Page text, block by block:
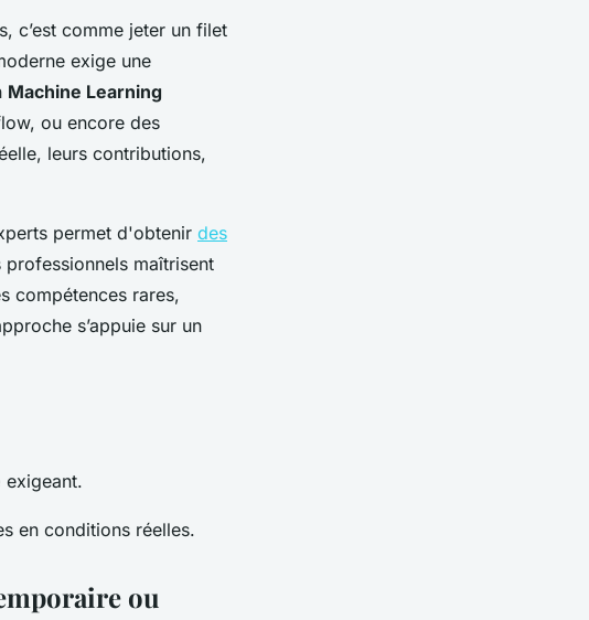
c’est comme jeter un filet
exige une
Machine Learning
ou encore des
leurs contributions,
permet d'obtenir des
professionnels maîtrisent
compétences rares,
s’appuie sur un
exigeant.
en conditions réelles.
ou